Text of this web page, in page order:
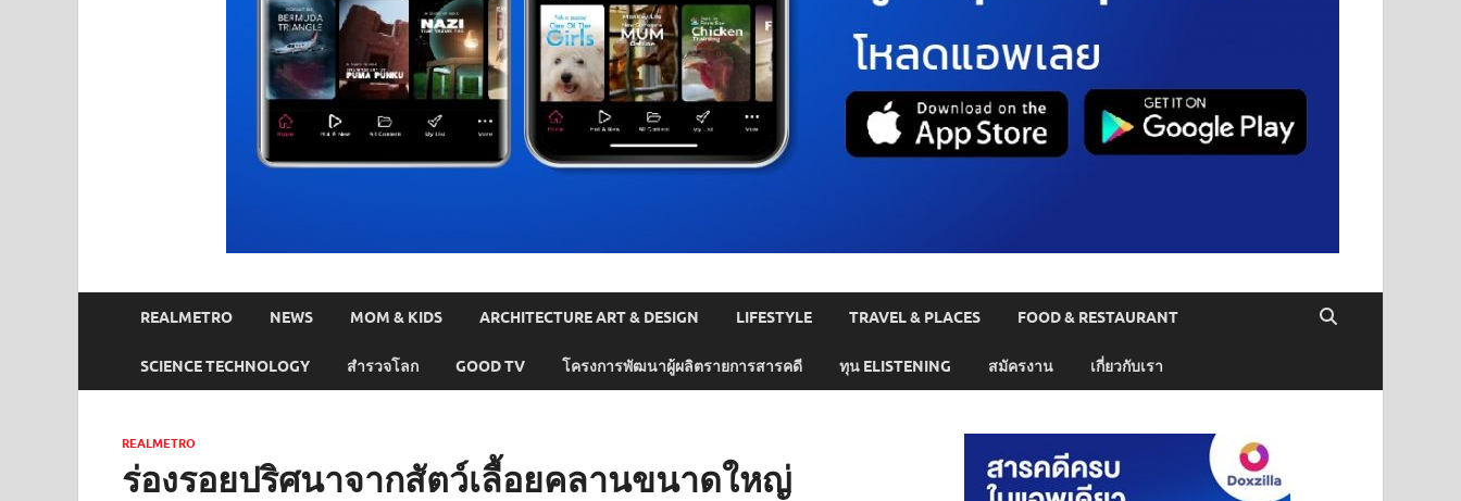
REALMETRO NEWS MOM & KIDS ARCHITECTURE ART & DESIGN LIFESTYLE TRAVEL & PLACES FOOD & RESTAURANT
SCIENCE TECHNOLOGY สำรวจโลก GOOD TV โครงการพัฒนาผู้ผลิตรายการสารคดี ทุน ELISTENING สมัครงาน เกี่ยวกับเรา
REALMETRO
ร่องรอยปริศนาจากสัตว์เลื้อยคลานขนาดใหญ่